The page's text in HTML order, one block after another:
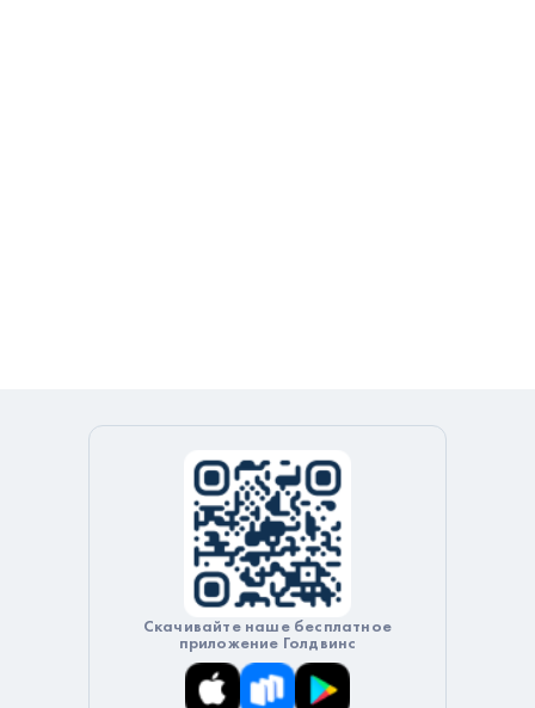
Скачивайте наше бесплатное
приложение Голдвинс